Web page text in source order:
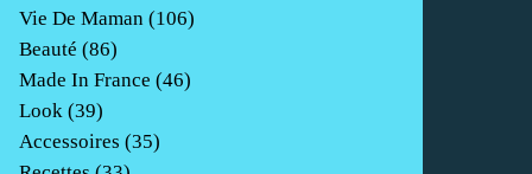
Vie De Maman (106)
Beauté (86)
Made In France (46)
Look (39)
Accessoires (35)